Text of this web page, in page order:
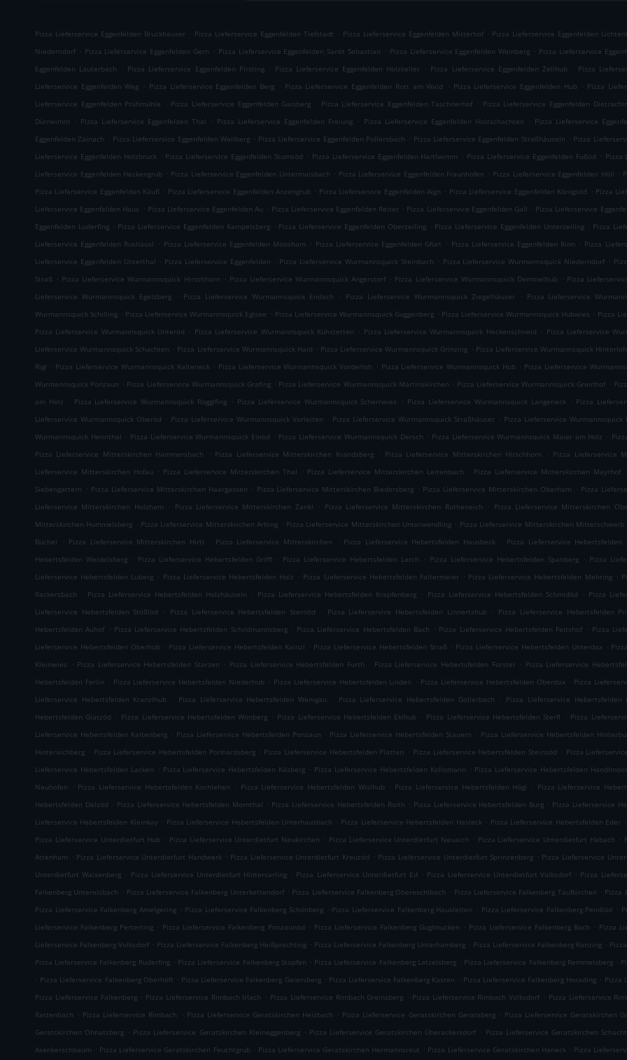
Pizza Lieferservice Eggenfelden Bruckhäuser . Pizza Lieferservice Eggenfelden Tiefstadt . Pizza Lieferservice Eggenfelden Mitterhof . Pizza Lieferservice Eggenfelden
Niederndorf . Pizza Lieferservice Eggenfelden Gern . Pizza Lieferservice Eggenfelden Sankt Sebastian . Pizza Lieferservice Eggenfelden Weinberg . Pizza Lieferservice
Eggenfelden Lauterbach
. Pizza Lieferservice Eggenfelden Pirsting . Pizza Lieferservice Eggenfelden Holzkeller . Pizza Lieferservice Eggenfelden Zellhub . Pizza
Lieferservice Eggenfelden Weg . Pizza Lieferservice Eggenfelden Berg . Pizza Lieferservice Eggenfelden Rott am Wald . Pizza Lieferservice Eggenfelden Hub . Pizza
Lieferservice Eggenfelden Prühmühle
. Pizza Lieferservice Eggenfelden Gaisberg . Pizza Lieferservice Eggenfelden Taschnerhof . Pizza Lieferservice Eggenfelden
Dürrwimm
. Pizza Lieferservice Eggenfelden Thal . Pizza Lieferservice Eggenfelden Freiung . Pizza Lieferservice Eggenfelden Holzschachten . Pizza Lieferservice
Eggenfelden Zainach . Pizza Lieferservice Eggenfelden Weilberg . Pizza Lieferservice Eggenfelden Pollersbach . Pizza Lieferservice Eggenfelden Straßhäuseln . Pizza
Lieferservice Eggenfelden Holzbruck . Pizza Lieferservice Eggenfelden Stumsöd . Pizza Lieferservice Eggenfelden Hartlwimm . Pizza Lieferservice Eggenfelden Fußöd . Pizza
Lieferservice Eggenfelden Heckengrub . Pizza Lieferservice Eggenfelden Untermaisbach . Pizza Lieferservice Eggenfelden Fraunhofen . Pizza Lieferservice Eggenfelden Höll .
Pizza Lieferservice Eggenfelden Käufl . Pizza Lieferservice Eggenfelden Anzengrub . Pizza Lieferservice Eggenfelden Aign . Pizza Lieferservice Eggenfelden Königsöd . Pizza
Lieferservice Eggenfelden Haus . Pizza Lieferservice Eggenfelden Au . Pizza Lieferservice Eggenfelden Reiter . Pizza Lieferservice Eggenfelden Gall . Pizza Lieferservice
Eggenfelden Luderfing . Pizza Lieferservice Eggenfelden Kampelsberg . Pizza Lieferservice Eggenfelden Oberzeiling . Pizza Lieferservice Eggenfelden Unterzeiling . Pizza
Lieferservice Eggenfelden Rushäusl
. Pizza Lieferservice Eggenfelden Moosham . Pizza Lieferservice Eggenfelden Gfürt . Pizza Lieferservice Eggenfelden Rinn . Pizza
Lieferservice Eggenfelden Unterthal . Pizza Lieferservice Eggenfelden . Pizza Lieferservice Wurmannsquick Steinbach . Pizza Lieferservice Wurmannsquick Niederndorf .
Straß . Pizza Lieferservice Wurmannsquick Hirschhorn . Pizza Lieferservice Wurmannsquick Angerstorf . Pizza Lieferservice Wurmannsquick Demmelhub . Pizza
Lieferservice Wurmannsquick Egelsberg
. Pizza Lieferservice Wurmannsquick Endach . Pizza Lieferservice Wurmannsquick Ziegelhäuser . Pizza Lieferservice
Wurmannsquick Schilling . Pizza Lieferservice Wurmannsquick Eglsee . Pizza Lieferservice Wurmannsquick Guggenberg . Pizza Lieferservice Wurmannsquick Hubwies . Pizza
Pizza Lieferservice Wurmannsquick Unteröd . Pizza Lieferservice Wurmannsquick Kühstetten . Pizza Lieferservice Wurmannsquick Heckenschneid . Pizza Lieferservice
Lieferservice Wurmannsquick Schachten . Pizza Lieferservice Wurmannsquick Haid . Pizza Lieferservice Wurmannsquick Grinzing . Pizza Lieferservice Wurmannsquick Hinterloh
Rigl . Pizza Lieferservice Wurmannsquick Kalteneck . Pizza Lieferservice Wurmannsquick Vorderloh . Pizza Lieferservice Wurmannsquick Hub . Pizza Lieferservice
Wurmannsquick Ponzaun . Pizza Lieferservice Wurmannsquick Grafing . Pizza Lieferservice Wurmannsquick Martinskirchen . Pizza Lieferservice Wurmannsquick Greinhof .
am Holz
. Pizza Lieferservice Wurmannsquick Rogglfing . Pizza Lieferservice Wurmannsquick Scherrwies . Pizza Lieferservice Wurmannsquick Langeneck . Pizza
Lieferservice Wurmannsquick Oberöd . Pizza Lieferservice Wurmannsquick Vorleiten . Pizza Lieferservice Wurmannsquick Straßhäuser . Pizza Lieferservice Wurmannsquick
Wurmannsquick Hennthal . Pizza Lieferservice Wurmannsquick Einöd . Pizza Lieferservice Wurmannsquick Dersch . Pizza Lieferservice Wurmannsquick Maier am Holz .
Pizza Lieferservice Mitterskirchen Hammersbach
. Pizza Lieferservice Mitterskirchen Krandsberg . Pizza Lieferservice Mitterskirchen Hirschhorn . Pizza Lieferservice
Lieferservice Mitterskirchen Hofau . Pizza Lieferservice Mitterskirchen Thal . Pizza Lieferservice Mitterskirchen Leitenbach . Pizza Lieferservice Mitterskirchen Mayrhof .
Siebengattern . Pizza Lieferservice Mitterskirchen Haargassen . Pizza Lieferservice Mitterskirchen Biedersberg . Pizza Lieferservice Mitterskirchen Oberham . Pizza
Lieferservice Mitterskirchen Holzham
. Pizza Lieferservice Mitterskirchen Zankl . Pizza Lieferservice Mitterskirchen Rotheneich . Pizza Lieferservice Mitterskirchen
Mitterskirchen Hummelsberg . Pizza Lieferservice Mitterskirchen Arbing . Pizza Lieferservice Mitterskirchen Unterwendling . Pizza Lieferservice Mitterskirchen Mitterschweib
Büchel
. Pizza Lieferservice Mitterskirchen Hirtl . Pizza Lieferservice Mitterskirchen . Pizza Lieferservice Hebertsfelden Hausbeck . Pizza Lieferservice Hebertsfelden
Hebertsfelden Weidelsberg . Pizza Lieferservice Hebertsfelden Griffl . Pizza Lieferservice Hebertsfelden Lerch . Pizza Lieferservice Hebertsfelden Spanberg . Pizza
Lieferservice Hebertsfelden Luberg . Pizza Lieferservice Hebertsfelden Holz . Pizza Lieferservice Hebertsfelden Faltermeier . Pizza Lieferservice Hebertsfelden Mehring .
Rackersbach
. Pizza Lieferservice Hebertsfelden Holzhäuseln . Pizza Lieferservice Hebertsfelden Krapfenberg . Pizza Lieferservice Hebertsfelden Schmidöd . Pizza
Lieferservice Hebertsfelden Stößlöd
. Pizza Lieferservice Hebertsfelden Sternöd . Pizza Lieferservice Hebertsfelden Linnertshub . Pizza Lieferservice Hebertsfelden
Hebertsfelden Auhof . Pizza Lieferservice Hebertsfelden Schildmannsberg . Pizza Lieferservice Hebertsfelden Bach . Pizza Lieferservice Hebertsfelden Feitshof . Pizza
Lieferservice Hebertsfelden Oberhub . Pizza Lieferservice Hebertsfelden Kainzl . Pizza Lieferservice Hebertsfelden Straß . Pizza Lieferservice Hebertsfelden Unterdax .
Kleinwies
. Pizza Lieferservice Hebertsfelden Starzen . Pizza Lieferservice Hebertsfelden Furth . Pizza Lieferservice Hebertsfelden Forster . Pizza Lieferservice
Hebertsfelden Ferlin . Pizza Lieferservice Hebertsfelden Niederhub . Pizza Lieferservice Hebertsfelden Linden . Pizza Lieferservice Hebertsfelden Oberdax . Pizza
Lieferservice Hebertsfelden Kranzlhub
. Pizza Lieferservice Hebertsfelden Wenigau . Pizza Lieferservice Hebertsfelden Gollerbach . Pizza Lieferservice Hebertsfelden
Hebertsfelden Glatzöd
. Pizza Lieferservice Hebertsfelden Wimberg . Pizza Lieferservice Hebertsfelden Eklhub . Pizza Lieferservice Hebertsfelden Sterfl . Pizza
Lieferservice Hebertsfelden Kaltenberg . Pizza Lieferservice Hebertsfelden Ponzaun . Pizza Lieferservice Hebertsfelden Stauern . Pizza Lieferservice Hebertsfelden
Hinteraichberg . Pizza Lieferservice Hebertsfelden Ponhardsberg . Pizza Lieferservice Hebertsfelden Platten . Pizza Lieferservice Hebertsfelden Steinsöd . Pizza
Lieferservice Hebertsfelden Lacken . Pizza Lieferservice Hebertsfelden Käsberg . Pizza Lieferservice Hebertsfelden Kollomann . Pizza Lieferservice Hebertsfelden Handlmoos
Neuhofen
. Pizza Lieferservice Hebertsfelden Kochlehen . Pizza Lieferservice Hebertsfelden Wislhub . Pizza Lieferservice Hebertsfelden Högl . Pizza Lieferservice
Hebertsfelden Delzöd . Pizza Lieferservice Hebertsfelden Mornthal . Pizza Lieferservice Hebertsfelden Roith . Pizza Lieferservice Hebertsfelden Burg . Pizza Lieferservice
Lieferservice Hebertsfelden Kleinkay . Pizza Lieferservice Hebertsfelden Unterhausbach . Pizza Lieferservice Hebertsfelden Hasleck . Pizza Lieferservice Hebertsfelden Eder .
Pizza Lieferservice Unterdietfurt Hub . Pizza Lieferservice Unterdietfurt Neukirchen . Pizza Lieferservice Unterdietfurt Neuaich . Pizza Lieferservice Unterdietfurt Habach .
Attenham . Pizza Lieferservice Unterdietfurt Handwerk . Pizza Lieferservice Unterdietfurt Kreuzöd . Pizza Lieferservice Unterdietfurt Sprinzenberg . Pizza Lieferservice
Unterdietfurt Waisenberg . Pizza Lieferservice Unterdietfurt Hintersarling . Pizza Lieferservice Unterdietfurt Ed . Pizza Lieferservice Unterdietfurt Volksdorf . Pizza
Falkenberg Untereisbach . Pizza Lieferservice Falkenberg Unterkettendorf . Pizza Lieferservice Falkenberg Obereschlbach . Pizza Lieferservice Falkenberg Taufkirchen . Pizza
Pizza Lieferservice Falkenberg Amelgering . Pizza Lieferservice Falkenberg Schönberg . Pizza Lieferservice Falkenberg Hausleiten . Pizza Lieferservice Falkenberg Pendlöd .
Lieferservice Falkenberg Perterting . Pizza Lieferservice Falkenberg Ponzaunöd . Pizza Lieferservice Falkenberg Guglmucken . Pizza Lieferservice Falkenberg Bach . Pizza
Lieferservice Falkenberg Volksdorf . Pizza Lieferservice Falkenberg Heißprechting . Pizza Lieferservice Falkenberg Unterhamberg . Pizza Lieferservice Falkenberg Ranzing .
Pizza Lieferservice Falkenberg Ruderfing . Pizza Lieferservice Falkenberg Stopfen . Pizza Lieferservice Falkenberg Latzelsberg . Pizza Lieferservice Falkenberg Remmelsberg .
. Pizza Lieferservice Falkenberg Oberhöft . Pizza Lieferservice Falkenberg Geiersberg . Pizza Lieferservice Falkenberg Kasten . Pizza Lieferservice Falkenberg Horading . Pizza
Pizza Lieferservice Falkenberg . Pizza Lieferservice Rimbach Irlach . Pizza Lieferservice Rimbach Greinsberg . Pizza Lieferservice Rimbach Volksdorf . Pizza Lieferservice
Rattenbach . Pizza Lieferservice Rimbach . Pizza Lieferservice Geratskirchen Heizbach . Pizza Lieferservice Geratskirchen Geratsberg . Pizza Lieferservice Geratskirchen
Geratskirchen Ohnatsberg . Pizza Lieferservice Geratskirchen Kleineggenberg . Pizza Lieferservice Geratskirchen Überackersdorf . Pizza Lieferservice Geratskirchen
Asenkerschbaum . Pizza Lieferservice Geratskirchen Feuchtgrub . Pizza Lieferservice Geratskirchen Hermannsreut . Pizza Lieferservice Geratskirchen Haneck . Pizza